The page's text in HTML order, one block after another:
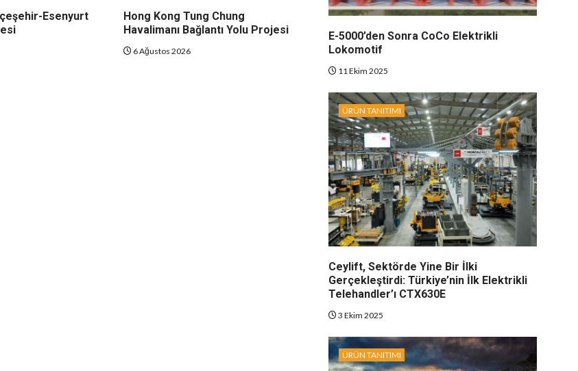
Esenyurt
Hong Kong Tung Chung
Havalimanı Bağlantı Yolu Projesi
6 Ağustos 2026
E-5000’den Sonra CoCo Elektrikli
Lokomotif
11 Ekim 2025
ÜRÜN TANITIMI
Ceylift, Sektörde Yine Bir İlki
Gerçekleştirdi: Türkiye’nin İlk Elektrikli
Telehandler’ı CTX630E
3 Ekim 2025
ÜRÜN TANITIMI